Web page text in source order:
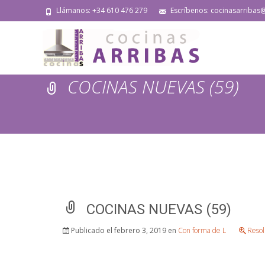
Llámanos: +34 610 476 279 Escríbenos:
COCINAS NUEVAS (59)
COCINAS NUEVAS (59)
Publicado el febrero 3, 2019 en Con forma de L